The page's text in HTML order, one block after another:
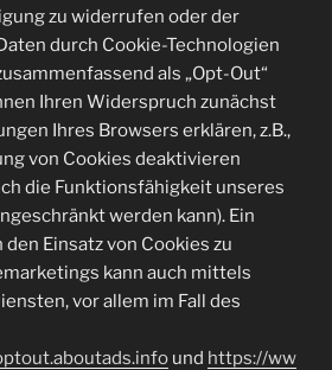
zu widerrufen oder der
durch Cookie-Technologien
als „Opt-Out“
Ihren Widerspruch zunächst
Ihres Browsers erklären, z.B.,
von Cookies deaktivieren
die Funktionsfähigkeit unseres
werden kann). Ein
Einsatz von Cookies zu
kann auch mittels
vor allem im Fall des
und https://ww